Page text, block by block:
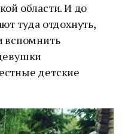
области. И до
туда отдохнуть,
вспомнить
детские